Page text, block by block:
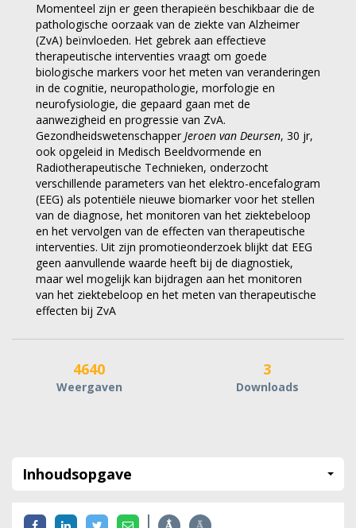
Momenteel zijn er geen therapieën beschikbaar die de
pathologische oorzaak van de ziekte van Alzheimer
(ZvA) beïnvloeden. Het gebrek aan effectieve
therapeutische interventies vraagt om goede
biologische markers voor het meten van veranderingen
in de cognitie, neuropathologie, morfologie en
neurofysiologie, die gepaard gaan met de
aanwezigheid en progressie van ZvA.
Gezondheidswetenschapper Jeroen van Deursen, 30 jr,
ook opgeleid in Medisch Beeldvormende en
Radiotherapeutische Technieken, onderzocht
verschillende parameters van het elektro-encefalogram
(EEG) als potentiële nieuwe biomarker voor het stellen
van de diagnose, het monitoren van het ziektebeloop
en het vervolgen van de effecten van therapeutische
interventies. Uit zijn promotieonderzoek blijkt dat EEG
geen aanvullende waarde heeft bij de diagnostiek,
maar wel mogelijk kan bijdragen aan het monitoren
van het ziektebeloop en het meten van therapeutische
effecten bij ZvA
4640
Weergaven
3
Downloads
Inhoudsopgave